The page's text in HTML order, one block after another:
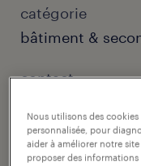
catégorie
bâtiment &
contact
courriel du
Nous utilisons des
personnalisée, pour
aider à améliorer notre
proposer des informations